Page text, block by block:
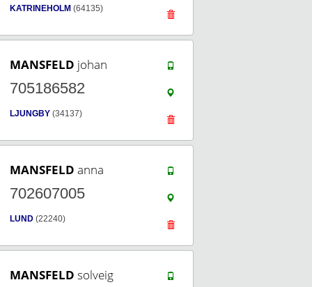
KATRINEHOLM (64135)
MANSFELD johan
705186582
LJUNGBY (34137)
MANSFELD anna
702607005
LUND (22240)
MANSFELD solveig